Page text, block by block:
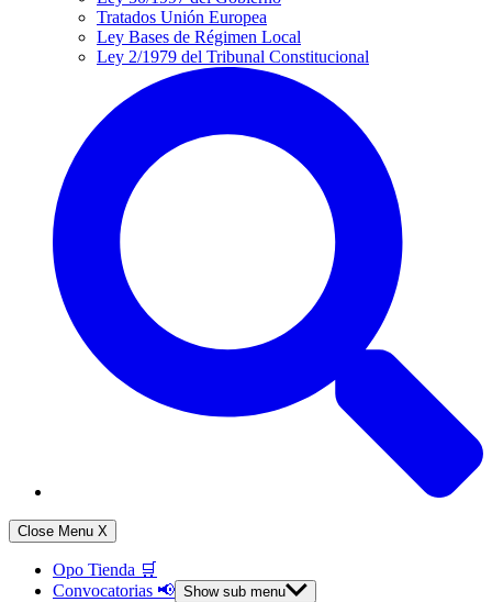
Tratados Unión Europea
Ley Bases de Régimen Local
Ley 2/1979 del Tribunal Constitucional
Close Menu X
Opo Tienda 🛒
Convocatorias 📢 Show sub menu